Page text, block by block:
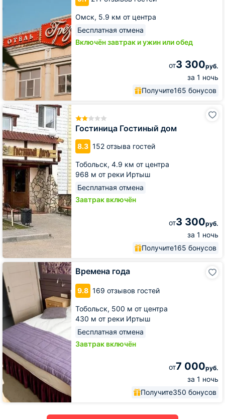
Омск, 5.9 км от центра
Бесплатная отмена
Включён завтрак и ужин или обед
от3 300руб.
за 1 ночь
Получите165 бонусов
Гостиница Гостиный дом
8.3 152 отзыва гостей
Тобольск, 4.9 км от центра
968 м от реки Иртыш
Бесплатная отмена
Завтрак включён
от3 300руб.
за 1 ночь
Получите165 бонусов
Гостиница
Гостиный
дом
Времена года
9.8 169 отзывов гостей
Тобольск, 500 м от центра
430 м от реки Иртыш
Бесплатная отмена
Завтрак включён
от7 000руб.
за 1 ночь
Получите350 бонусов
Времена
года